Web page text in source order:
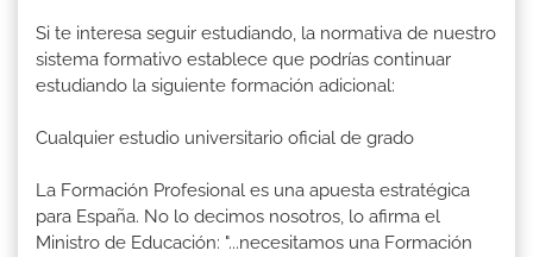
Si te interesa seguir estudiando, la normativa de nuestro
sistema formativo establece que podrías continuar
estudiando la siguiente formación adicional:
Cualquier estudio universitario oficial de grado
La Formación Profesional es una apuesta estratégica
para España. No lo decimos nosotros, lo afirma el
Ministro de Educación: "...necesitamos una Formación